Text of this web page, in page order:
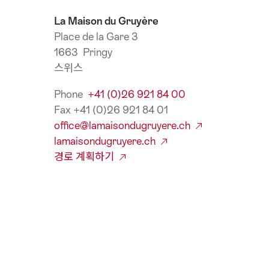
La Maison du Gruyère
Place de la Gare 3
1663 Pringy
스위스
Phone +41 (0)26 921 84 00
Fax +41 (0)26 921 84 01
office@lamaisondugruyere.ch
lamaisondugruyere.ch
경로 계획하기